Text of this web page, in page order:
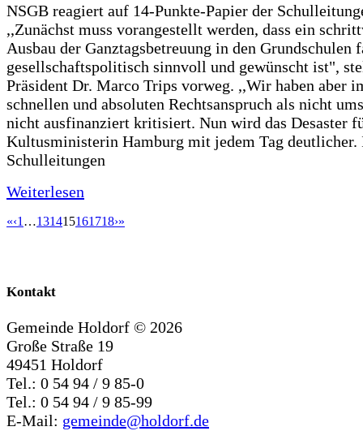
NSGB reagiert auf 14-Punkte-Papier der
,,Zunächst muss vorangestellt werden, dass ein
Ausbau der Ganztagsbetreuung in den Grundschulen
gesellschaftspolitisch sinnvoll und gewünscht ist",
Präsident Dr. Marco Trips vorweg. ,,Wir haben aber
schnellen und absoluten Rechtsanspruch als nicht
nicht ausfinanziert kritisiert. Nun wird das Desaster
Kultusministerin Hamburg mit jedem Tag deutlicher.
Schulleitungen
Weiterlesen
«‹1 …131415161718›»
Kontakt
Gemeinde Holdorf © 2026
Große Straße 19
49451 Holdorf
Tel.: 0 54 94 / 9 85-0
Tel.: 0 54 94 / 9 85-99
E-Mail: gemeinde@holdorf.de